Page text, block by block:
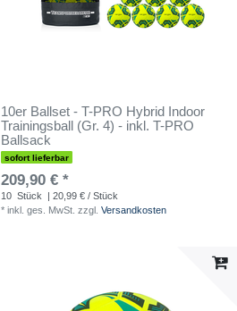
10er Ballset - T-PRO Hybrid Indoor
Trainingsball (Gr. 4) - inkl. T-PRO
Ballsack
sofort lieferbar
209,90 € *
10 Stück
| 20,99 € / Stück
* inkl. ges. MwSt. zzgl. Versandkosten